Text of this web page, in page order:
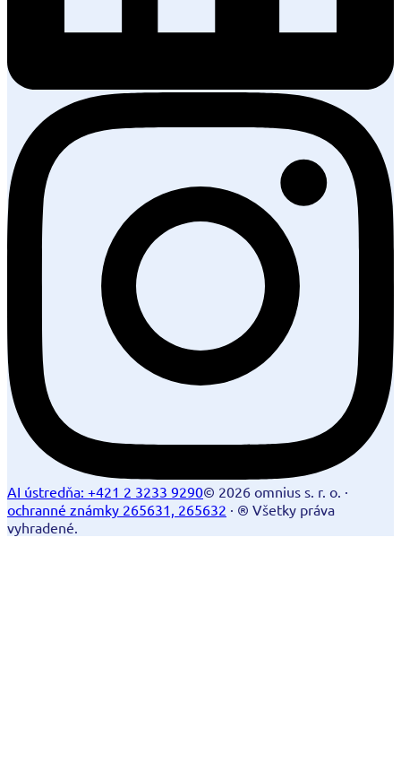
AI ústredňa: +421 2 3233 9290© 2026 omnius s. r. o. ·
ochranné známky 265631, 265632 · ® Všetky práva
vyhradené.